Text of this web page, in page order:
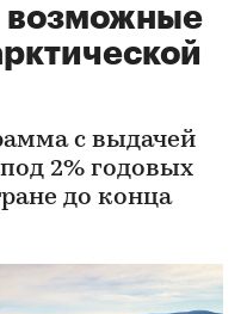
возможные
с выдачей
2% годовых
до конца